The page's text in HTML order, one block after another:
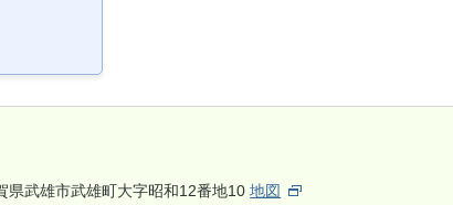
武雄市武雄町大字昭和12番地10地図